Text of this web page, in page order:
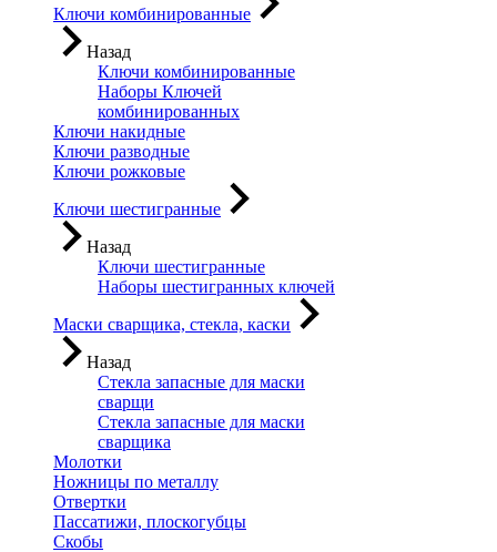
Ключи комбинированные
Назад
Ключи комбинированные
Наборы Ключей
комбинированных
Ключи накидные
Ключи разводные
Ключи рожковые
Ключи шестигранные
Назад
Ключи шестигранные
Наборы шестигранных ключей
Маски сварщика, стекла, каски
Назад
Стекла запасные для маски
сварщи
Стекла запасные для маски
сварщика
Молотки
Ножницы по металлу
Отвертки
Пассатижи, плоскогубцы
Скобы